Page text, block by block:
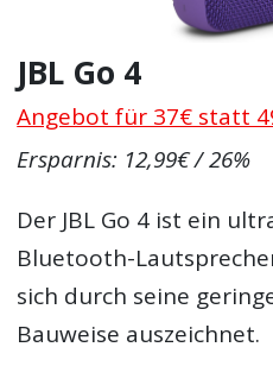
JBL Go 4
Angebot für 37€ statt
Ersparnis: 12,99€ / 26%
Der JBL Go 4 ist ein
Bluetooth-
sich durch seine
Bauweise auszeichnet.